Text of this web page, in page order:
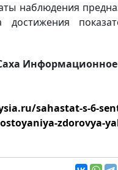
наблюдения
Информационное
sahastat-s-6-
zdorovya-